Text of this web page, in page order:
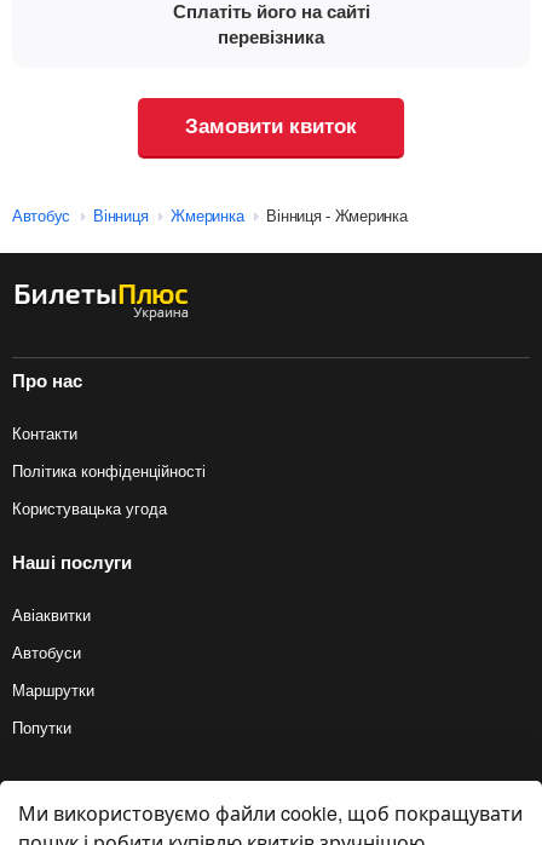
Сплатіть його на сайті
перевізника
Замовити квиток
Автобус Вінниця Жмеринка Вінниця - Жмеринка
Про нас
Контакти
Політика конфіденційності
Користувацька угода
Наші послуги
Авіаквитки
Автобуси
Маршрутки
Попутки
© 2012 — 2026, Biletyplus, ООО «Инновэйтив Трэвел Текнолоджиз». Усі
права захищені. Купівля квитків на автобус здійснюється користувачем
Ми використовуємо файли cookie, щоб покращувати